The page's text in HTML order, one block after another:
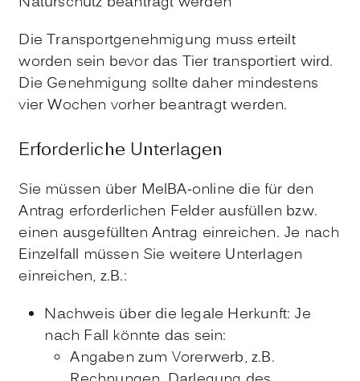
Die Transportgenehmigung muss erteilt
worden sein bevor das Tier transportiert wird.
Die Genehmigung sollte daher mindestens
vier Wochen vorher beantragt werden.
Erforderliche Unterlagen
Sie müssen über MelBA-online die für den
Antrag erforderlichen Felder ausfüllen bzw.
einen ausgefüllten Antrag einreichen. Je nach
Einzelfall müssen Sie weitere Unterlagen
einreichen, z.B.:
Nachweis über die legale Herkunft: Je
nach Fall könnte das sein:
Angaben zum Vorerwerb, z.B.